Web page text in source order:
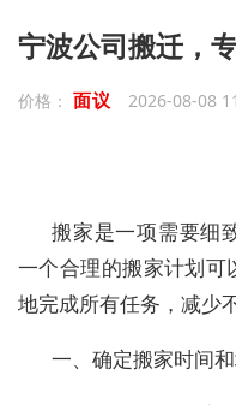
宁波公司搬迁，
价格： 面议 2026-08-08
搬家是一项需要细
一个合理的搬家计划
地完成所有任务，减少
一、确定搬家时间